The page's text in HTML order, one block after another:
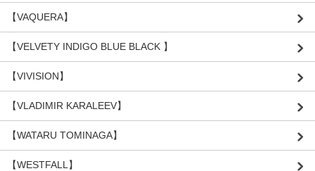
【VAQUERA】
【VELVETY INDIGO BLUE BLACK 】
【VIVISION】
【VLADIMIR KARALEEV】
【WATARU TOMINAGA】
【WESTFALL】